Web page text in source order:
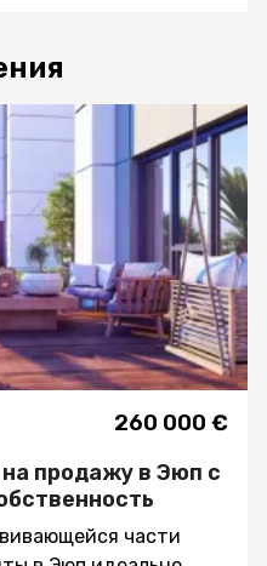
260 000 €
продажу в Эюп с
части